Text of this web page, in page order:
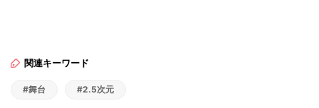
関連キーワード
#舞台 #2.5次元